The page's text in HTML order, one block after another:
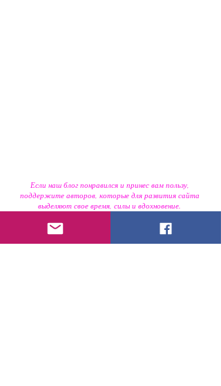
Если наш блог понравился и принес вам пользу,
поддержите авторов, которые для развития сайта
выделяют свое время, силы и вдохновение.